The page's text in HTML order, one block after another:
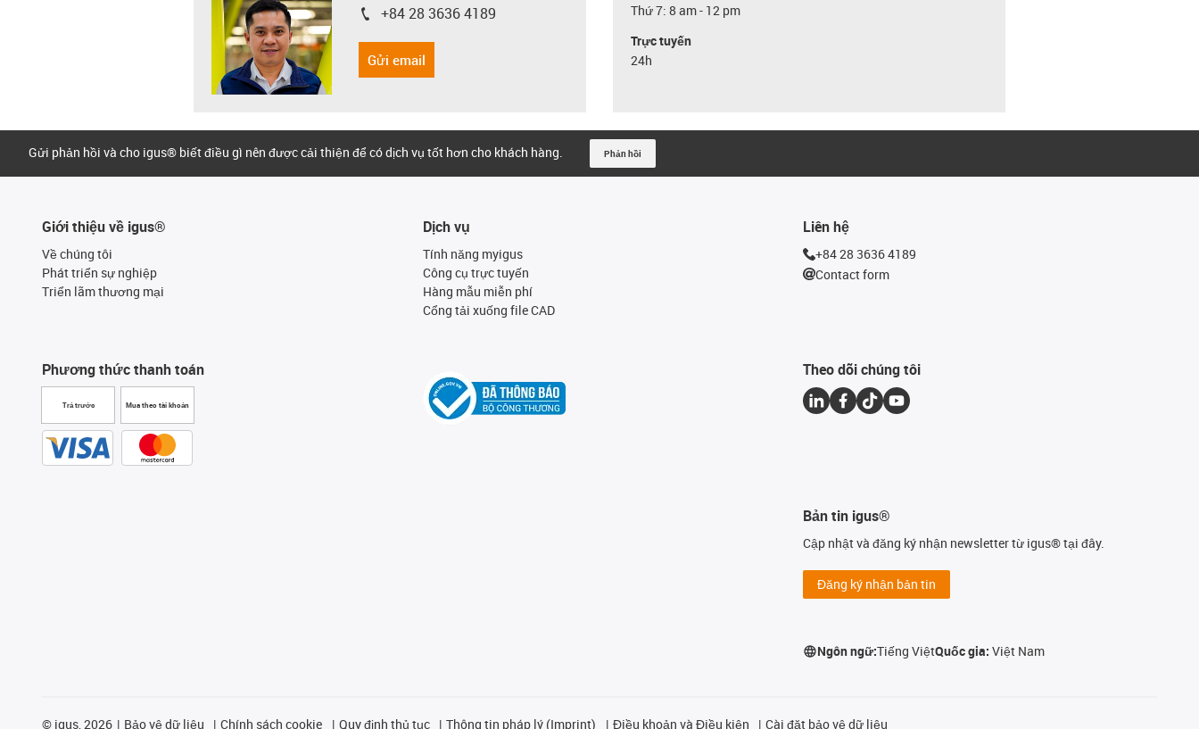
igus-icon-phone
+84 28 3636 4189
Gửi email
Thứ 7: 8 am - 12 pm
Trực tuyến
24h
Gửi phản hồi và cho igus® biết điều gì nên được cải thiện để có dịch vụ tốt hơn cho khách hàng. Phản hồi
Giới thiệu về igus®
Về chúng tôi
Phát triển sự nghiệp
Triển lãm thương mại
Phương thức thanh toán
Trả trước Mua theo tài khoản
Dịch vụ
Tính năng myigus
Công cụ trực tuyến
Hàng mẫu miễn phí
Cổng tải xuống file CAD
Liên hệ
+84 28 3636 4189
Contact form
Theo dõi chúng tôi
Bản tin igus®
Cập nhật và đăng ký nhận newsletter từ igus® tại đây.
Đăng ký nhận bản tin
Ngôn ngữ:Tiếng ViệtQuốc gia:Việt Nam
© igus, 2026 Bảo vệ dữ liệu Chính sách cookie Quy định thủ tục Thông tin pháp lý (Imprint) Điều khoản và Điều kiện Cài đặt bảo vệ dữ liệu